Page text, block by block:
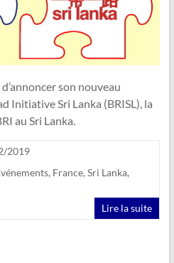
son nouveau
Initiative Sri Lanka (BRISL), la
au Sri Lanka.
2019
, France,Sri Lanka,
Lire la suite